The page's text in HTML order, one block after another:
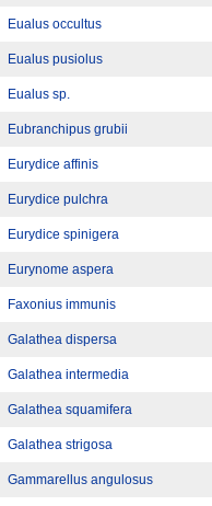
Eualus occultus
Eualus pusiolus
Eualus sp.
Eubranchipus grubii
Eurydice affinis
Eurydice pulchra
Eurydice spinigera
Eurynome aspera
Faxonius immunis
Galathea dispersa
Galathea intermedia
Galathea squamifera
Galathea strigosa
Gammarellus angulosus